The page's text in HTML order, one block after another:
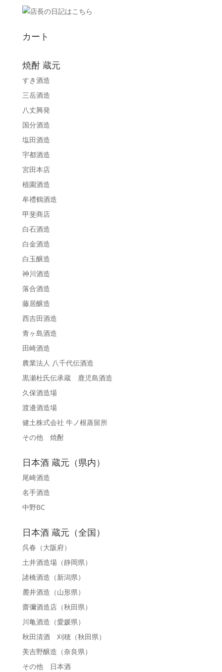
カート
焼酎 蔵元
すき酒造
三岳酒造
八丈興発
国分酒造
塩田酒造
宇都酒造
宮田本店
植園酒造
牟禮鶴酒造
甲斐商店
白石酒造
白金酒造
白玉醸造
神川酒造
落合酒造
藤居醸造
西吉田酒造
青ヶ島酒造
田崎酒造
農業法人 八千代伝酒造
黒瀬杜氏伝承蔵 鹿児島酒造
久保酒造場
渡邊酒造場
健土株式会社 牛ノ根蒸留所
その他 焼酎
日本酒 蔵元（県内）
尾崎酒造
名手酒造
中野BC
日本酒 蔵元（全国）
呉春 （大阪府）
土井酒造場（静岡県）
諸橋酒造 （新潟県）
麓井酒造 （山形県）
齋彌酒造店（秋田県）
川亀酒造 （愛媛県）
秋田清酒 刈穂（秋田県）
美吉野醸造 （奈良県）
その他 日本酒